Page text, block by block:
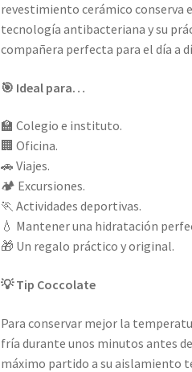
revestimiento cerámico conserva
tecnología antibacteriana y su
compañera perfecta para el día a
🎯 Ideal para…
🏫 Colegio e instituto.
🏢 Oficina.
🚗 Viajes.
🏕️ Excursiones.
🏃 Actividades deportivas.
💧 Mantener una hidratación
🎁 Un regalo práctico y original.
💡 Tip Coccolate
Para conservar mejor la
fría durante unos minutos antes
máximo partido a su aislamiento